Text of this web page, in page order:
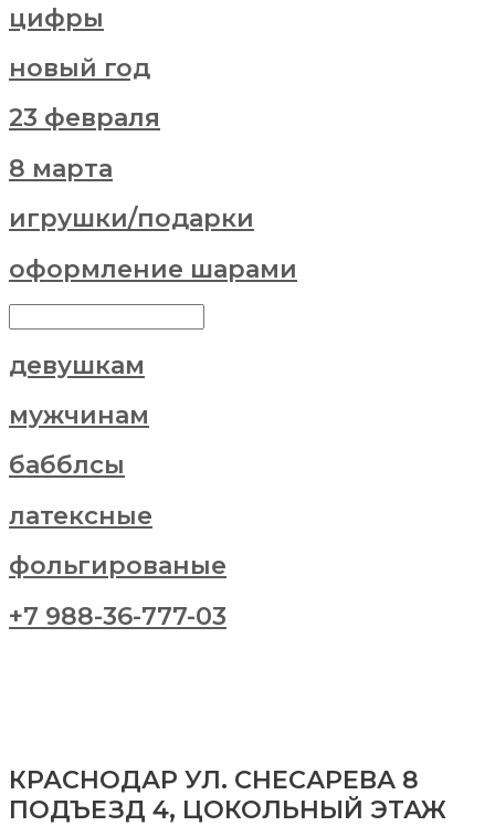
цифры
новый год
23 февраля
8 марта
игрушки/подарки
оформление шарами
девушкам
мужчинам
бабблсы
латексные
фольгированые
+7 988-36-777-03
КРАСНОДАР УЛ. СНЕСАРЕВА 8
ПОДЪЕЗД 4, ЦОКОЛЬНЫЙ ЭТАЖ